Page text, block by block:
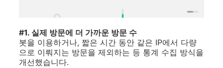
#1. 실제 방문에 더 가까운 방문 수
봇을 이용하거나, 짧은 시간 동안 같은 IP에서 다량
으로 이뤄지는 방문을 제외하는 등 통계 수집 방식을
개선했습니다.